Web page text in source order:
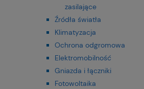
zasilające
Źródła światła
Klimatyzacja
Ochrona odgromowa
Elektromobilność
Gniazda i łączniki
Fotowoltaika